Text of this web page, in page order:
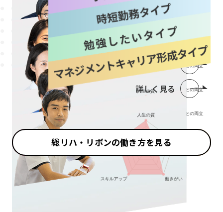
詳しく見る
詳しく見る
詳しく見る
詳しく見る
総リハ・リボンの働き方を見る